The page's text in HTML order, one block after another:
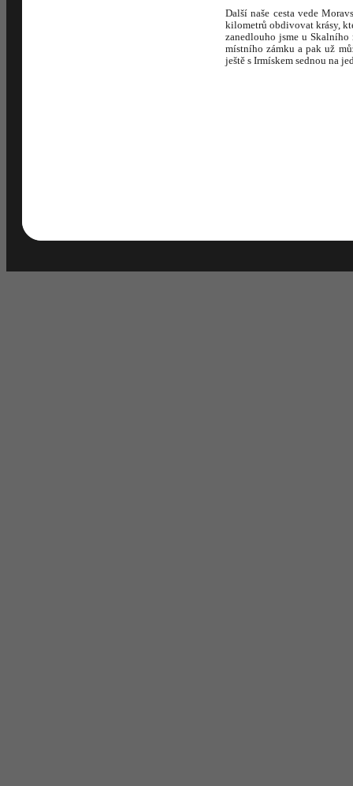
Další naše cesta vede
kilometrů obdivovat krásy,
zanedlouho jsme u
místního zámku a pak už
ještě s Irmískem sednou na